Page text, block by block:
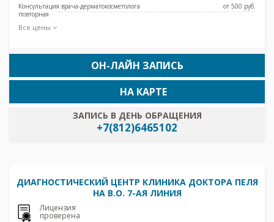
Консультация врача-дерматокосметолога
повторная
от 500 pуб.
Все цены
ОН-ЛАЙН ЗАПИСЬ
ЗАПИСЬ В ДЕНЬ ОБРАЩЕНИЯ
+7(812)6465102
НА КАРТЕ
ДИАГНОСТИЧЕСКИЙ ЦЕНТР КЛИНИКА ДОКТОРА ПЕЛЯ
НА В.О. 7-АЯ ЛИНИЯ
Лицензия
проверена